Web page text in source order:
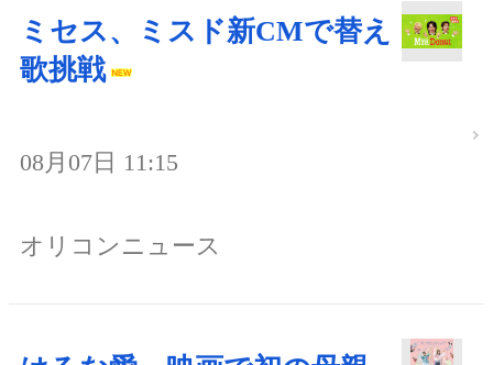
ミセス、ミスド新CMで替え
歌挑戦
08月07日 11:15
オリコンニュース